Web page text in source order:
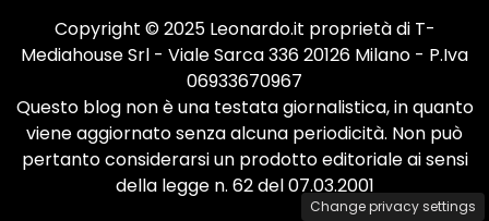
Copyright © 2025 Leonardo.it proprietà di T-
Mediahouse Srl - Viale Sarca 336 20126 Milano - P.Iva
06933670967
Questo blog non è una testata giornalistica, in quanto
viene aggiornato senza alcuna periodicità. Non può
pertanto considerarsi un prodotto editoriale ai sensi
della legge n. 62 del 07.03.2001
Change privacy settings